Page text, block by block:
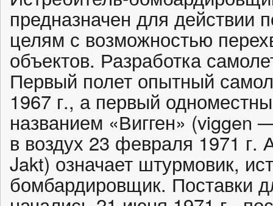
предназначен для действии
целям с возможностью
объектов. Разработка
Первый полет опытный
1967 г., а первый
названием «Вигген» (viggen
в воздух 23 февраля 1971 г.
Jakt) означает штурмовик,
бомбардировщик. Поставки